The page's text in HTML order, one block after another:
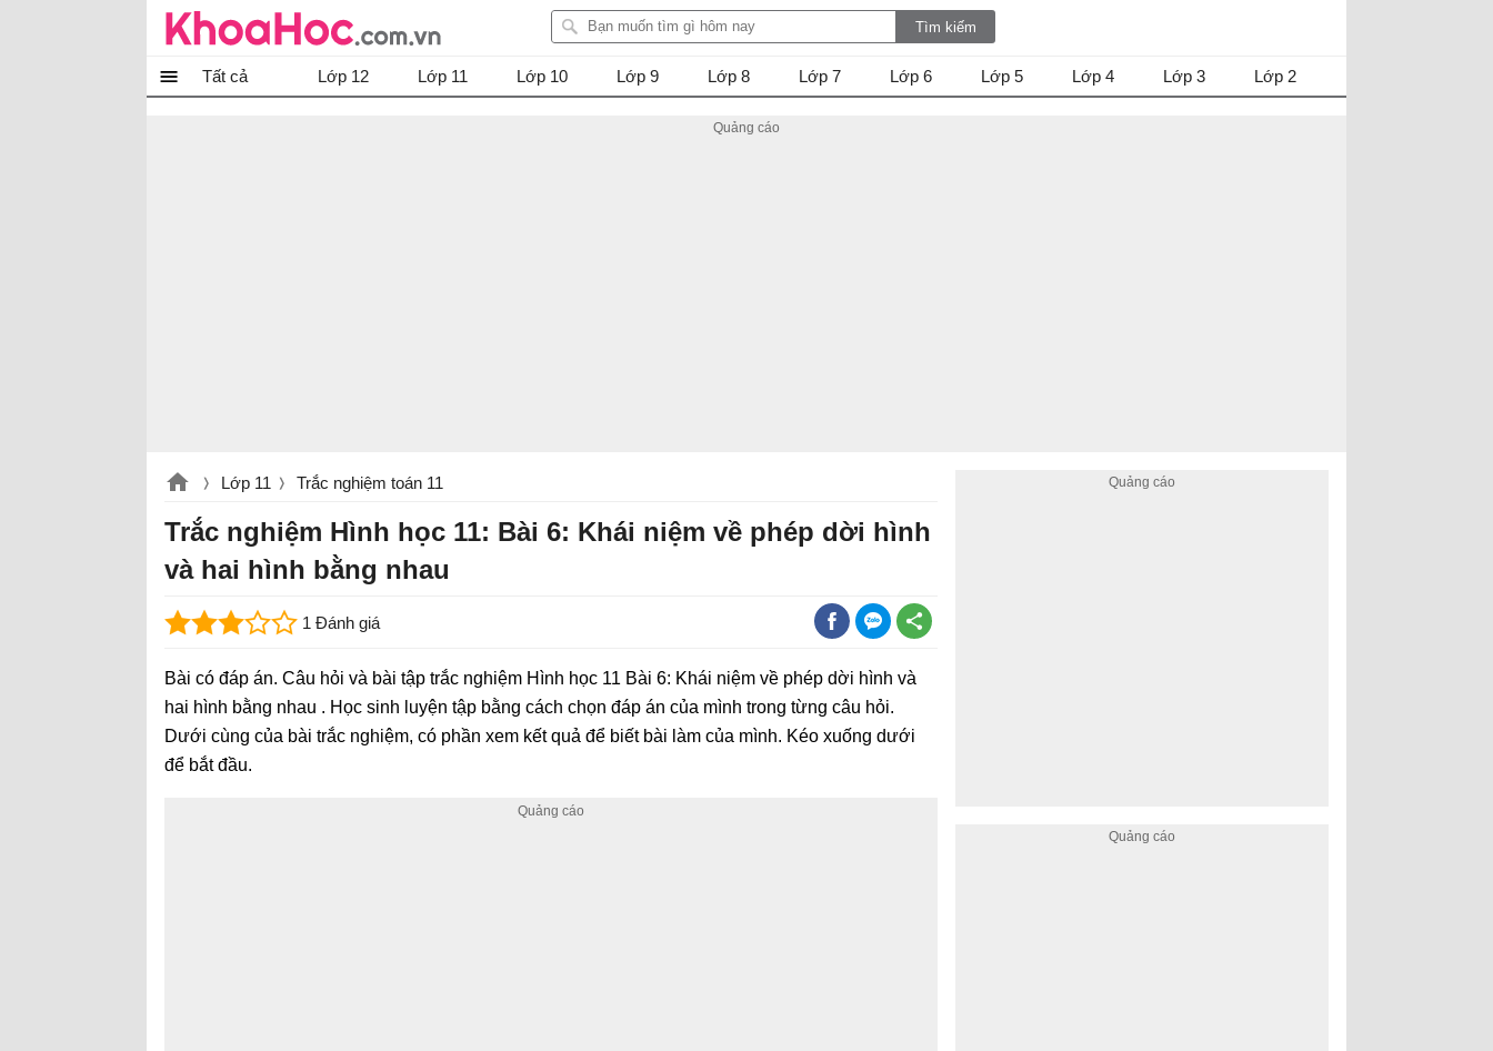
Tất cả Lớp 12 Lớp 11 Lớp 10 Lớp 9 Lớp 8 Lớp 7 Lớp 6 Lớp 5 Lớp 4 Lớp 3 Lớp 2
Lớp 11 Trắc nghiệm toán 11
Trắc nghiệm Hình học 11: Bài 6: Khái niệm về phép dời hình
và hai hình bằng nhau
1 Đánh giá
Bài có đáp án. Câu hỏi và bài tập trắc nghiệm Hình học 11 Bài 6: Khái niệm về phép dời hình và
hai hình bằng nhau . Học sinh luyện tập bằng cách chọn đáp án của mình trong từng câu hỏi.
Dưới cùng của bài trắc nghiệm, có phần xem kết quả để biết bài làm của mình. Kéo xuống dưới
để bắt đầu.